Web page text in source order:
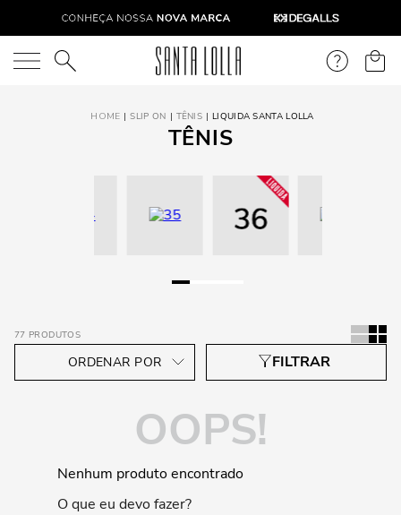
O que você está procurando?
SLIP ON TÊNIS LIQUIDA SANTA LOLLA
TÊNIS
77 PRODUTOS
OOPS!
Nenhum produto encontrado
O que eu devo fazer?